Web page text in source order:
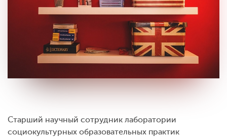
Старший научный сотрудник лаборатории
социокультурных образовательных практик